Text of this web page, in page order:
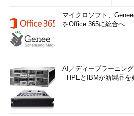
マイクロソフト、
をOffice 365に統合へ
AI／ディープラーニン
─HPEとIBMが新製品を